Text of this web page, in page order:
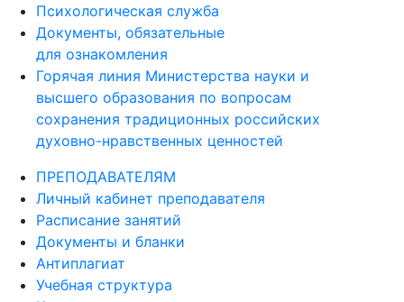
Психологическая служба
Документы, обязательные
для ознакомления
Горячая линия Министерства науки и
высшего образования по вопросам
сохранения традиционных российских
духовно-нравственных ценностей
ПРЕПОДАВАТЕЛЯМ
Личный кабинет преподавателя
Расписание занятий
Документы и бланки
Антиплагиат
Учебная структура